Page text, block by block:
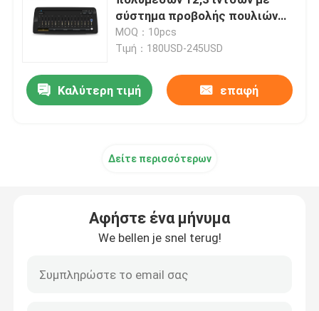
Στερεοφωνικό συγκρότημα αυτοκινήτων της Mazda
Καθολικό στερεοφωνικό συγκρότημα αυτοκινήτων
τηλεοπτική διεπαφή αυτοκινήτων
σύστημα προβολής πουλιών
360 1080P
MOQ：10pcs
Τιμή：180USD-245USD
Καλύτερη τιμή επαφή
Δείτε περισσότερων
Αφήστε ένα μήνυμα
We bellen je snel terug!